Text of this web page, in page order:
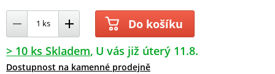
Do košíku
> 10 ks Skladem U vás již úterý 11.8.
Dostupnost na kamenné prodejně